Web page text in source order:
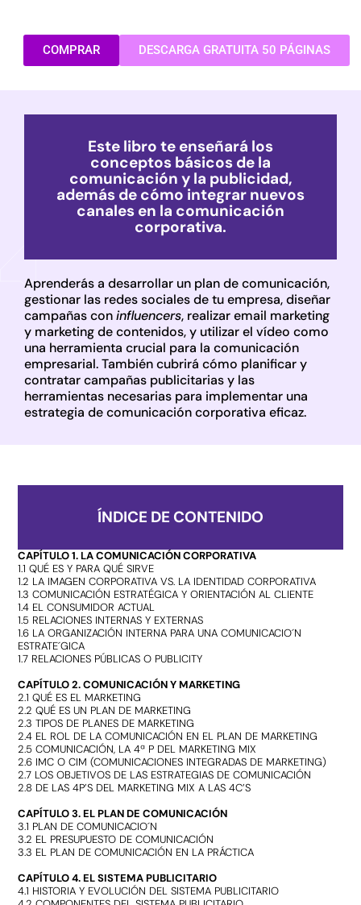
COMPRAR DESCARGA GRATUITA 50 PÁGINAS
Este libro te enseñará los
conceptos básicos de la
comunicación y la publicidad,
además de cómo integrar nuevos
canales en la comunicación
corporativa.
Aprenderás a desarrollar un plan de comunicación,
gestionar las redes sociales de tu empresa, diseñar
campañas coninfluencers, realizar email marketing
y marketing de contenidos, y utilizar el vídeo como
una herramienta crucial para la comunicación
empresarial. También cubrirá cómo planificar y
contratar campañas publicitarias y las
herramientas necesarias para implementar una
estrategia de comunicación corporativa eficaz.
ÍNDICE DE CONTENIDO
CAPÍTULO 1. LA COMUNICACIÓN CORPORATIVA
1.1 QUÉ ES Y PARA QUÉ SIRVE
1.2 LA IMAGEN CORPORATIVA VS. LA IDENTIDAD CORPORATIVA
1.3 COMUNICACIÓN ESTRATÉGICA Y ORIENTACIÓN AL CLIENTE
1.4 EL CONSUMIDOR ACTUAL
1.5 RELACIONES INTERNAS Y EXTERNAS
1.6 LA ORGANIZACIÓN INTERNA PARA UNA COMUNICACIO´N
ESTRATE´GICA
1.7 RELACIONES PÚBLICAS O PUBLICITY
CAPÍTULO 2. COMUNICACIÓN Y MARKETING
2.1 QUÉ ES EL MARKETING
2.2 QUÉ ES UN PLAN DE MARKETING
2.3 TIPOS DE PLANES DE MARKETING
2.4 EL ROL DE LA COMUNICACIÓN EN EL PLAN DE MARKETING
2.5 COMUNICACIÓN, LA 4ª P DEL MARKETING MIX
2.6 IMC O CIM (COMUNICACIONES INTEGRADAS DE MARKETING)
2.7 LOS OBJETIVOS DE LAS ESTRATEGIAS DE COMUNICACIÓN
2.8 DE LAS 4P’S DEL MARKETING MIX A LAS 4C’S
CAPÍTULO 3. EL PLAN DE COMUNICACIÓN
3.1 PLAN DE COMUNICACIO´N
3.2 EL PRESUPUESTO DE COMUNICACIÓN
3.3 EL PLAN DE COMUNICACIÓN EN LA PRÁCTICA
CAPÍTULO 4. EL SISTEMA PUBLICITARIO
4.1 HISTORIA Y EVOLUCIÓN DEL SISTEMA PUBLICITARIO